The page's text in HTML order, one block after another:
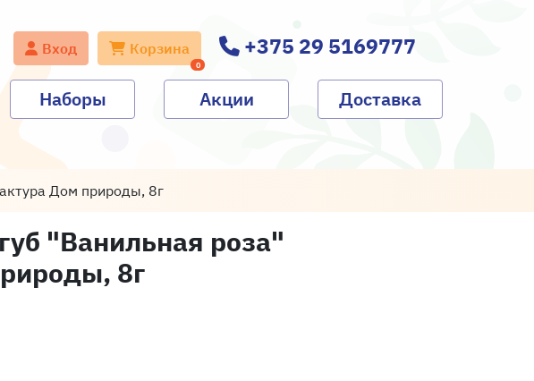
Вход Корзина
0
+375 29 5169777
Наборы Акции Доставка
Дом природы, 8г
"Ванильная роза"
8г